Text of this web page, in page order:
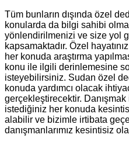
Tüm bunların dışında özel
konularda da bilgi sahibi
yönlendirilmenizi ve size yol
kapsamaktadır. Özel
her konuda araştırma
konu ile ilgili derinlemesine
isteyebilirsiniz. Sudan özel
konuda yardımcı olacak
gerçekleştirecektir.
istediğiniz her konuda
alabilir ve bizimle irtibata
danışmanlarımız kesintisiz